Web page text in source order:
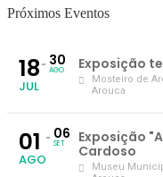
Próximos Eventos
18
JUL
30
AGO Exposição
Mosteiro de
Arouca
01
AGO
06
SET
Exposição
Cardoso
Museu